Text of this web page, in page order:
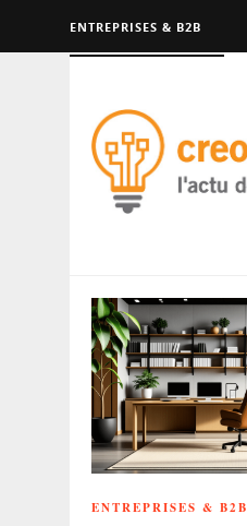
ENTREPRISES & B2B
ENTREPRISES & B2B